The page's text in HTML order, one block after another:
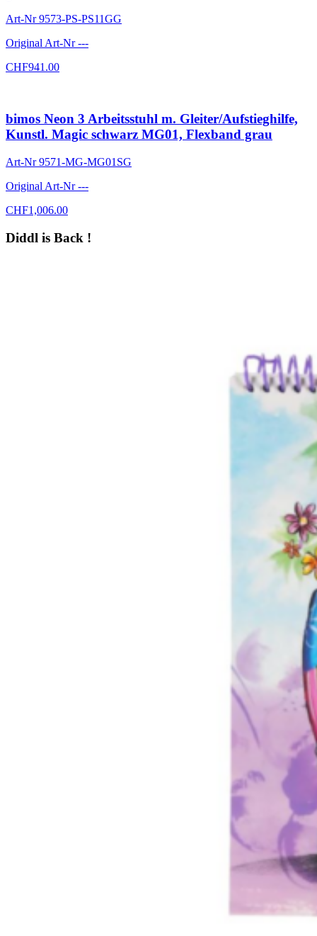
Art-Nr9573-PS-PS11GG
Original Art-Nr---
CHF941.00
bimos Neon 3 Arbeitsstuhl m. Gleiter/Aufstieghilfe,
Kunstl. Magic schwarz MG01, Flexband grau
Art-Nr9571-MG-MG01SG
Original Art-Nr---
CHF1,006.00
Diddl is Back !